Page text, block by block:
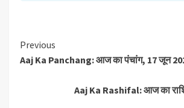
Previous
Aaj Ka Panchang: आज का पंचांग, 17 जून
Aaj Ka Rashifal: आज का